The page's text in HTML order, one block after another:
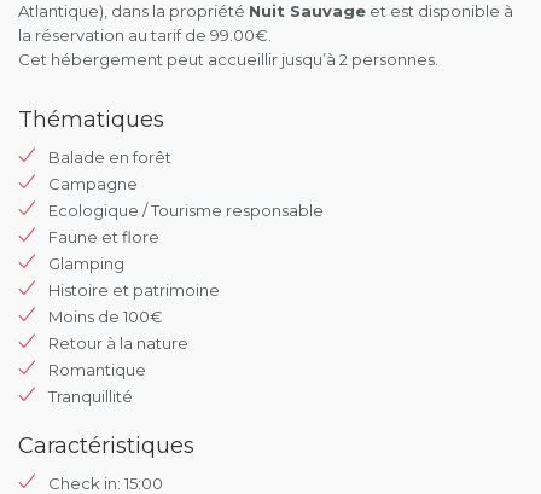
Atlantique), dans la propriété Nuit Sauvage et est disponible à
la réservation au tarif de 99.00€.
Cet hébergement peut accueillir jusqu’à 2 personnes.
Thématiques
Balade en forêt
Campagne
Ecologique / Tourisme responsable
Faune et flore
Glamping
Histoire et patrimoine
Moins de 100€
Retour à la nature
Romantique
Tranquillité
Caractéristiques
Check in: 15:00